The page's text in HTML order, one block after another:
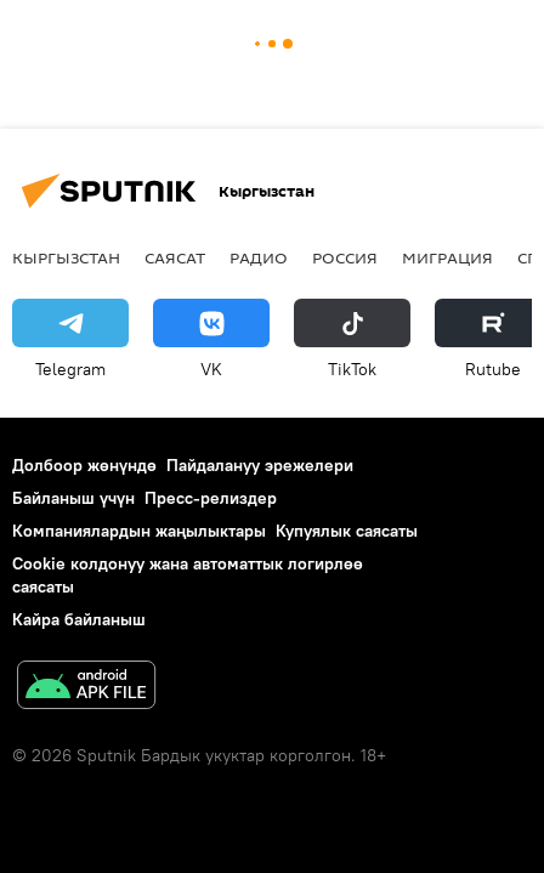
Кыргызстан
КЫРГЫЗСТАН САЯСАТ РАДИО РОССИЯ МИГРАЦИЯ
Telegram VK ТikТоk Rutube
Долбоор жөнүндө Пайдалануу эрежелери
Байланыш үчүн Пресс-релиздер
Компаниялардын жаңылыктары Купуялык саясаты
Cookie колдонуу жана автоматтык логирлөө
саясаты
Кайра байланыш
© 2026 Sputnik Бардык укуктар корголгон. 18+